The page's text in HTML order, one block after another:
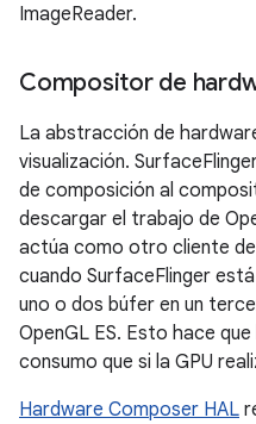
ImageReader.
Compositor de
La abstracción de
visualización.
de composición al
descargar el trabajo de
actúa como otro cliente de
cuando SurfaceFlinger
uno o dos búfer en un
OpenGL ES. Esto hace
consumo que si la GPU
Hardware Composer HAL